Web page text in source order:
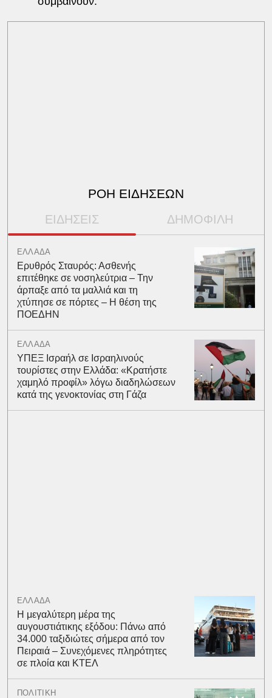
ΡΟΗ ΕΙΔΗΣΕΩΝ
ΕΙΔΗΣΕΙΣ ΔΗΜΟΦΙΛΗ
ΕΛΛΑΔΑ
Ερυθρός Σταυρός: Ασθενής
επιτέθηκε σε νοσηλεύτρια – Την
άρπαξε από τα μαλλιά και τη
χτύπησε σε πόρτες – Η θέση της
ΠΟΕΔΗΝ
ΕΛΛΑΔΑ
ΥΠΕΞ Ισραήλ σε Ισραηλινούς
τουρίστες στην Ελλάδα: «Κρατήστε
χαμηλό προφίλ» λόγω διαδηλώσεων
κατά της γενοκτονίας στη Γάζα
ΕΛΛΑΔΑ
Η μεγαλύτερη μέρα της
αυγουστιάτικης εξόδου: Πάνω από
34.000 ταξιδιώτες σήμερα από τον
Πειραιά – Συνεχόμενες πληρότητες
σε πλοία και ΚΤΕΛ
ΠΟΛΙΤΙΚΗ